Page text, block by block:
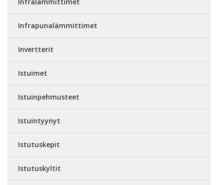
Infralämmittimet
Infrapunalämmittimet
Invertterit
Istuimet
Istuinpehmusteet
Istuintyynyt
Istutuskepit
Istutuskyltit